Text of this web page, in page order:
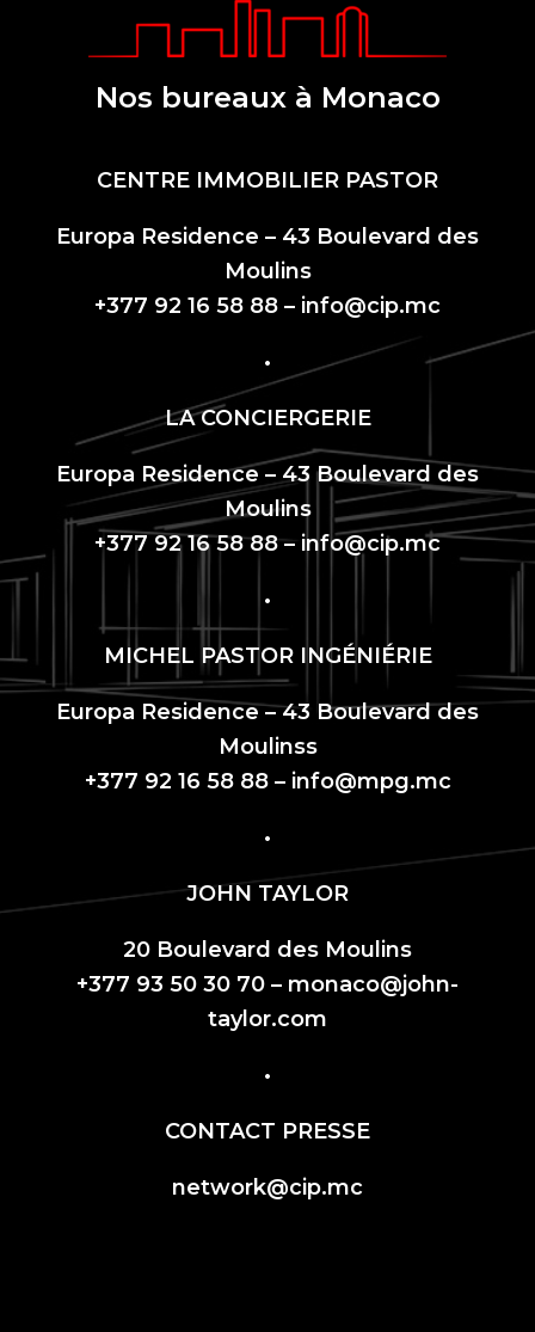
Nos bureaux à Monaco
CENTRE IMMOBILIER PASTOR
Europa Residence – 43 Boulevard des
Moulins
+377 92 16 58 88 – info@cip.mc
•
LA CONCIERGERIE
Europa Residence – 43 Boulevard des
Moulins
+377 92 16 58 88 – info@cip.mc
•
MICHEL PASTOR INGÉNIÉRIE
Europa Residence – 43 Boulevard des
Moulinss
+377 92 16 58 88 – info@mpg.mc
•
JOHN TAYLOR
20 Boulevard des Moulins
+377 93 50 30 70 – monaco@john-
taylor.com
•
CONTACT PRESSE
network@cip.mc